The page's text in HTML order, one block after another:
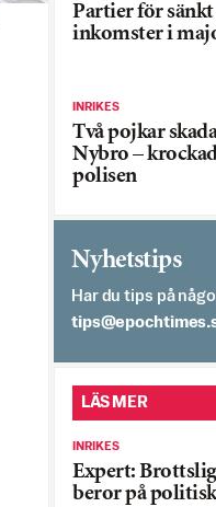
Partier för sänkt
inkomster i
INRIKES
Två pojkar
Nybro –
polisen
Nyhetstips
Har du tips på
LÄS MER
INRIKES
Expert:
beror på